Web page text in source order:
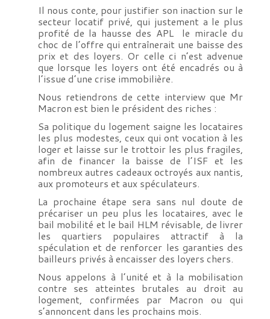
Il nous conte, pour justifier son inaction sur le
secteur locatif privé, qui justement a le plus
profité de la hausse des APL le miracle du
choc de l’offre qui entraînerait une baisse des
prix et des loyers. Or celle ci n’est advenue
que lorsque les loyers ont été encadrés ou à
l’issue d’une crise immobilière.
Nous retiendrons de cette interview que Mr
Macron est bien le président des riches :
Sa politique du logement saigne les locataires
les plus modestes, ceux qui ont vocation à les
loger et laisse sur le trottoir les plus fragiles,
afin de financer la baisse de l’ISF et les
nombreux autres cadeaux octroyés aux nantis,
aux promoteurs et aux spéculateurs.
La prochaine étape sera sans nul doute de
précariser un peu plus les locataires, avec le
bail mobilité et le bail HLM révisable, de livrer
les quartiers populaires attractif à la
spéculation et de renforcer les garanties des
bailleurs privés à encaisser des loyers chers.
Nous appelons à l’unité et à la mobilisation
contre ses atteintes brutales au droit au
logement, confirmées par Macron ou qui
s’annoncent dans les prochains mois.